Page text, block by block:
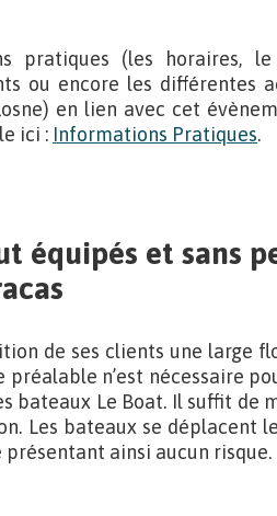
pratiques (les horaires,
ou encore les différentes
en lien avec cet
ici : Informations Pratiques.
équipés et sans
de ses clients une large
préalable n’est nécessaire
bateaux Le Boat. Il suffit de
Les bateaux se déplacent
présentant ainsi aucun risque.